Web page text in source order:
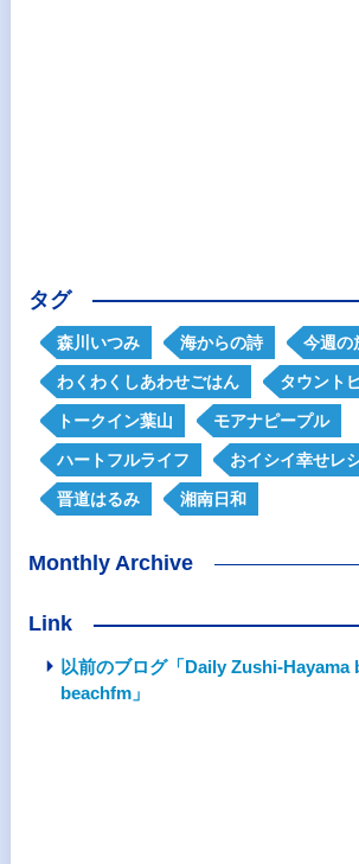
タグ
森川いつみ 海からの詩 今週の
わくわくしあわせごはん タウント
トークイン葉山 モアナピープル
ハートフルライフ おイシイ幸せレ
晋道はるみ 湘南日和
Monthly Archive
Link
以前のブログ「Daily Zushi-Hayama
beachfm」